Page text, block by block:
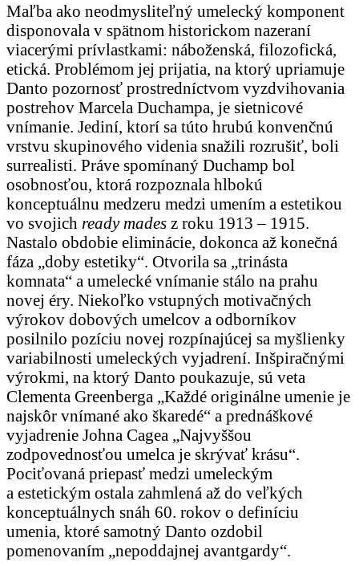
Maľba ako neodmysliteľný umelecký komponent
disponovala v spätnom historickom nazeraní
viacerými prívlastkami: náboženská, filozofická,
etická. Problémom jej prijatia, na ktorý upriamuje
Danto pozornosť prostredníctvom vyzdvihovania
postrehov Marcela Duchampa, je sietnicové
vnímanie. Jediní, ktorí sa túto hrubú konvenčnú
vrstvu skupinového videnia snažili rozrušiť, boli
surrealisti. Práve spomínaný Duchamp bol
osobnosťou, ktorá rozpoznala hlbokú
konceptuálnu medzeru medzi umením a estetikou
vo svojich ready mades z roku 1913 – 1915.
Nastalo obdobie eliminácie, dokonca až konečná
fáza „doby estetiky“. Otvorila sa „trinásta
komnata“ a umelecké vnímanie stálo na prahu
novej éry. Niekoľko vstupných motivačných
výrokov dobových umelcov a odborníkov
posilnilo pozíciu novej rozpínajúcej sa myšlienky
variabilnosti umeleckých vyjadrení. Inšpiračnými
výrokmi, na ktorý Danto poukazuje, sú veta
Clementa Greenberga „Každé originálne umenie je
najskôr vnímané ako škaredé“ a prednáškové
vyjadrenie Johna Cagea „Najvyššou
zodpovednosťou umelca je skrývať krásu“.
Pociťovaná priepasť medzi umeleckým
a estetickým ostala zahmlená až do veľkých
konceptuálnych snáh 60. rokov o definíciu
umenia, ktoré samotný Danto ozdobil
pomenovaním „nepoddajnej avantgardy“.